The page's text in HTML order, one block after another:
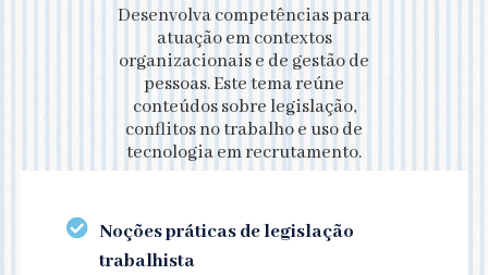
Desenvolva competências para
atuação em contextos
organizacionais e de gestão de
pessoas. Este tema reúne
conteúdos sobre legislação,
conflitos no trabalho e uso de
tecnologia em recrutamento.
Noções práticas de legislação
trabalhista